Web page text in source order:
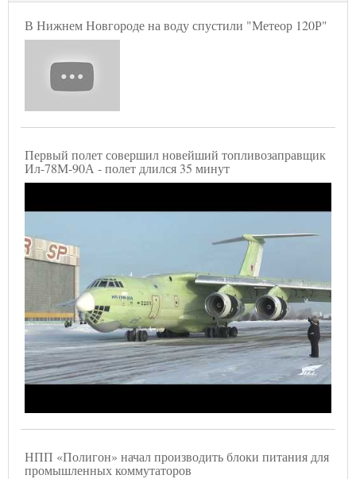
В Нижнем Новгороде на воду спустили "Метеор 120Р"
Первый полет совершил новейший топливозаправщик
Ил-78М-90А - полет длился 35 минут
НПП «Полигон» начал производить блоки питания для
промышленных коммутаторов